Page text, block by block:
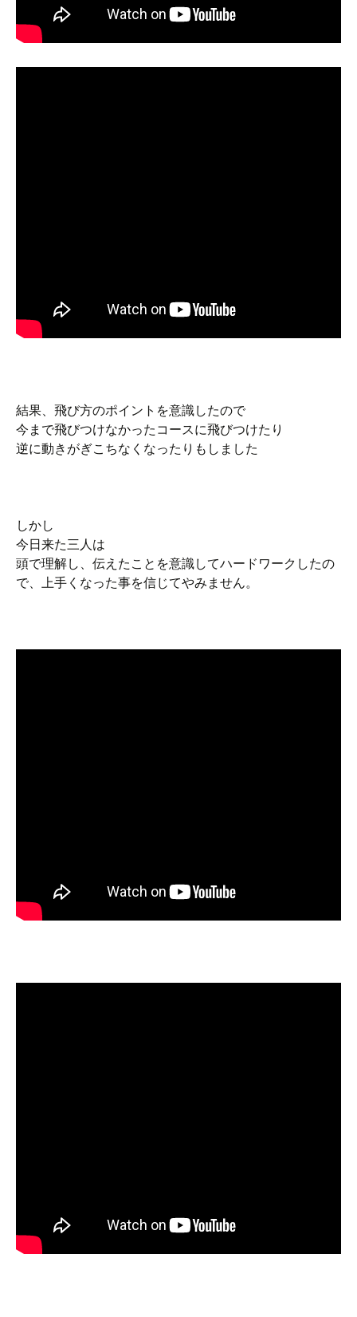
結果、飛び方のポイントを意識したので
今まで飛びつけなかったコースに飛びつけたり
逆に動きがぎこちなくなったりもしました
しかし
今日来た三人は
頭で理解し、伝えたことを意識してハードワークしたの
で、上手くなった事を信じてやみません。